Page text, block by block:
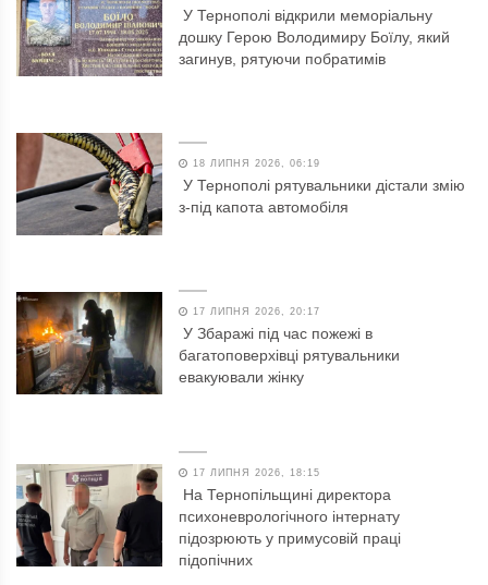
У Тернополі відкрили меморіальну
дошку Герою Володимиру Боїлу, який
загинув, рятуючи побратимів
18 ЛИПНЯ 2026, 06:19
У Тернополі рятувальники дістали змію
з-під капота автомобіля
17 ЛИПНЯ 2026, 20:17
У Збаражі під час пожежі в
багатоповерхівці рятувальники
евакуювали жінку
17 ЛИПНЯ 2026, 18:15
На Тернопільщині директора
психоневрологічного інтернату
підозрюють у примусовій праці
підопічних